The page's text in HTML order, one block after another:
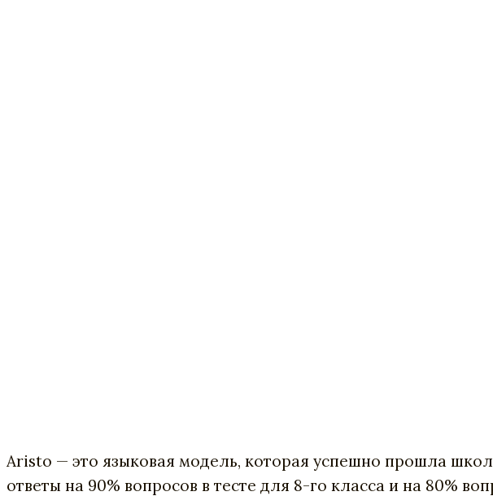
Aristo — это языковая модель, которая успешно прошла
ответы на 90% вопросов в тесте для 8-го класса и на 80%